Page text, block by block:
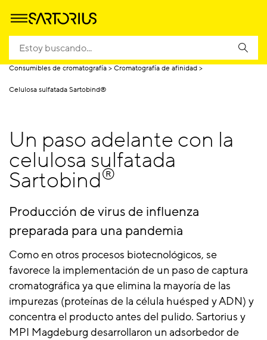
Homepage Productos
Consumibles de cromatografía Cromatografía de afinidad
Celulosa sulfatada Sartobind®
Un paso adelante con la
celulosa sulfatada
Sartobind®
Producción de virus de influenza
preparada para una pandemia
Como en otros procesos biotecnológicos, se
favorece la implementación de un paso de captura
cromatográfica ya que elimina la mayoría de las
impurezas (proteínas de la célula huésped y ADN) y
concentra el producto antes del pulido. Sartorius y
MPI Magdeburg desarrollaron un adsorbedor de